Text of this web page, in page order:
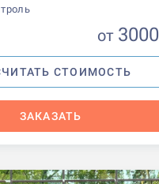
от 3000
СТОИМОСТЬ
ЗАКАЗАТЬ